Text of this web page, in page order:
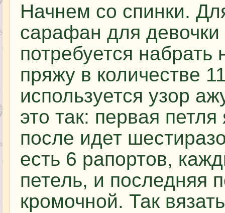
Начнем со спинки.
сарафан для
потребуется
пряжу в количестве
используется узор
это так: первая
после идет
есть 6 рапортов,
петель, и последняя
кромочной. Так